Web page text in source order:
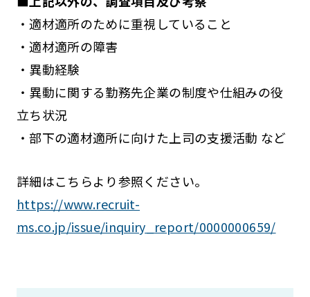
・適材適所のために重視していること
・適材適所の障害
・異動経験
・異動に関する勤務先企業の制度や仕組みの役
立ち状況
・部下の適材適所に向けた上司の支援活動 など
詳細はこちらより参照ください。
https://www.recruit-
ms.co.jp/issue/inquiry_report/0000000659/